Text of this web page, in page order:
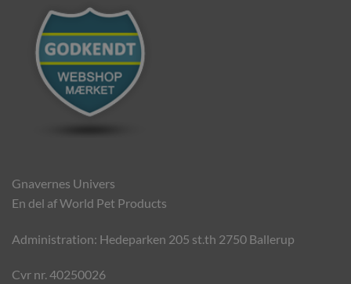
Gnavernes Univers
En del af World Pet Products
Administration: Hedeparken 205 st.th 2750 Ballerup
Cvr nr. 40250026